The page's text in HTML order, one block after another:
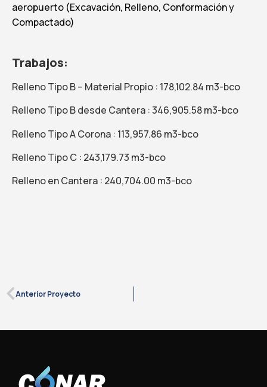
aeropuerto (Excavación, Relleno, Conformación y
Compactado)
Trabajos:
Relleno Tipo B – Material Propio : 178,102.84 m3-bco
Relleno Tipo B desde Cantera :346,905.58 m3-bco
Relleno Tipo ACorona : 113,957.86 m3-bco
Relleno TipoC : 243,179.73 m3-bco
Relleno enCantera : 240,704.00 m3-bco
Anterior Proyecto